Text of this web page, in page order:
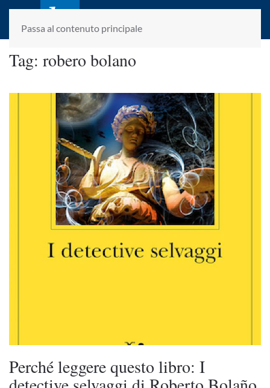
Passa al contenuto principale
laletteraturaenoi.it
fondato da Romano Luperini
Tag: robero bolano
Perché leggere questo libro: I